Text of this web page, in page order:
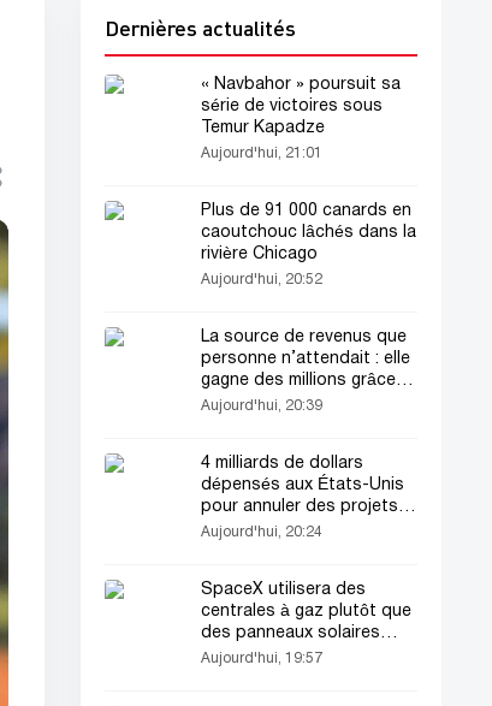
Dernières actualités
« Navbahor » poursuit sa
série de victoires sous
Temur Kapadze
Aujourd'hui, 21:01
Plus de 91 000 canards en
caoutchouc lâchés dans la
rivière Chicago
Aujourd'hui, 20:52
La source de revenus que
personne n’attendait : elle
gagne des millions grâce
aux ragots
Aujourd'hui, 20:39
4 milliards de dollars
dépensés aux États-Unis
pour annuler des projets
éoliens offshore
Aujourd'hui, 20:24
SpaceX utilisera des
centrales à gaz plutôt que
des panneaux solaires
pour l’usine Terafab au
Aujourd'hui, 19:57